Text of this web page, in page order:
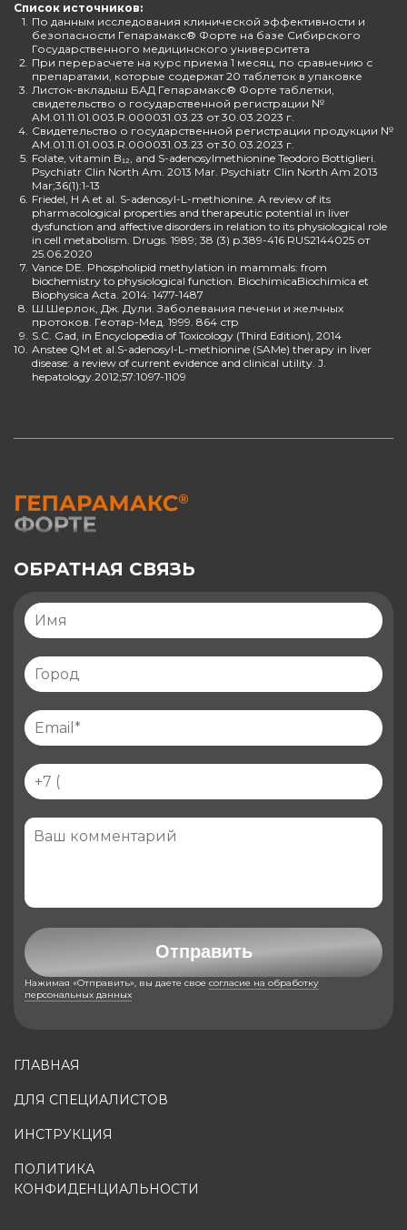
Список источников:
1. По данным исследования клинической эффективности и
безопасности Гепарамакс® Форте на базе Сибирского
Государственного медицинского университета
2. При перерасчете на курс приема 1 месяц, по сравнению с
препаратами, которые содержат 20 таблеток в упаковке
3. Листок-вкладыш БАД Гепарамакс® Форте таблетки,
свидетельство о государственной регистрации №
AM.01.11.01.003.R.000031.03.23 от 30.03.2023 г.
4. Свидетельство о государственной регистрации продукции №
AM.01.11.01.003.R.000031.03.23 от 30.03.2023 г.
5. Folate, vitamin B₁₂, and S-adenosylmethionine Teodoro Bottiglieri.
Psychiatr Clin North Am. 2013 Mar. Psychiatr Clin North Am 2013
Mar;36(1):1-13
6. Friedel, H A et al. S-adenosyl-L-methionine. A review of its
pharmacological properties and therapeutic potential in liver
dysfunction and affective disorders in relation to its physiological role
in cell metabolism. Drugs. 1989; 38 (3) p.389-416 RUS2144025 от
25.06.2020
7. Vance DE. Phospholipid methylation in mammals: from
biochemistry to physiological function. BiochimicaBiochimica et
Biophysica Acta. 2014: 1477-1487
8. Ш.Шерлок, Дж. Дули. Заболевания печени и желчных
протоков. Геотар-Мед. 1999. 864 стр
9. S.C. Gad, in Encyclopedia of Toxicology (Third Edition), 2014
10. Anstee QM et al.S-adenosyl-L-methionine (SAMe) therapy in liver
disease: a review of current evidence and clinical utility. J.
hepatology.2012;57:1097-1109
ГЛАВНАЯ
ДЛЯ СПЕЦИАЛИСТОВ
ИНСТРУКЦИЯ
ПОЛИТИКА
КОНФИДЕНЦИАЛЬНОСТИ
ОБРАТНАЯ СВЯЗЬ
Отправить
Нажимая «Отправить», вы даете свое согласие на обработку
персональных данных